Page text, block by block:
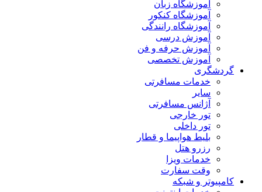
آموزشگاه زبان
آموزشگاه کنکور
آموزشگاه رانندگی
آموزش درسی
آموزش حرفه و فن
آموزش تخصصی
گردشگری
خدمات مسافرتی
سایر
آژانس مسافرتی
تور خارجی
تور داخلی
بلیط هواپیما و قطار
رزرو هتل
خدمات ویزا
وقت سفارت
کامپیوتر و شبکه